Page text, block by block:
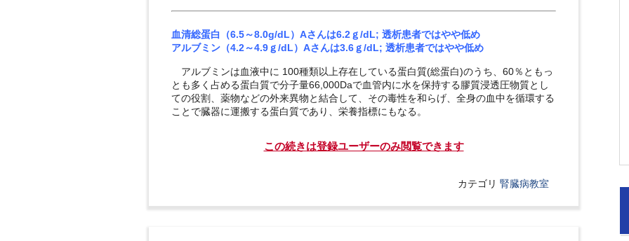
血清総蛋白（6.5～8.0g/dL）Aさんは6.2ｇ/dL; 透析患者ではやや低め
アルブミン（4.2～4.9ｇ/dL）Aさんは3.6ｇ/dL; 透析患者ではやや低め
アルブミンは血液中に 100種類以上存在している蛋白質(総蛋白)のうち、60％ともっ
とも多く占める蛋白質で分子量66,000Daで血管内に水を保持する膠質浸透圧物質とし
ての役割、薬物などの外来異物と結合して、その毒性を和らげ、全身の血中を循環する
ことで臓器に運搬する蛋白質であり、栄養指標にもなる。
この続きは登録ユーザーのみ閲覧できます
カテゴリ 腎臓病教室